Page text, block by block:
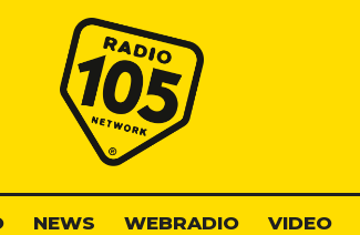
Radio 105
NEWS WEBRADIO VIDEO